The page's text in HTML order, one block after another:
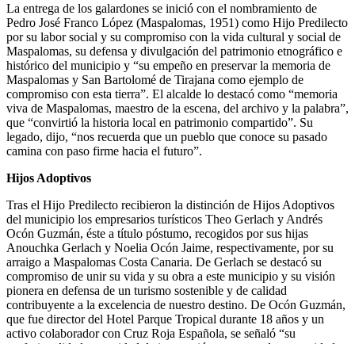
La entrega de los galardones se inició con el nombramiento de
Pedro José Franco López (Maspalomas, 1951) como Hijo Predilecto
por su labor social y su compromiso con la vida cultural y social de
Maspalomas, su defensa y divulgación del patrimonio etnográfico e
histórico del municipio y “su empeño en preservar la memoria de
Maspalomas y San Bartolomé de Tirajana como ejemplo de
compromiso con esta tierra”. El alcalde lo destacó como “memoria
viva de Maspalomas, maestro de la escena, del archivo y la palabra”,
que “convirtió la historia local en patrimonio compartido”. Su
legado, dijo, “nos recuerda que un pueblo que conoce su pasado
camina con paso firme hacia el futuro”.
Hijos Adoptivos
Tras el Hijo Predilecto recibieron la distinción de Hijos Adoptivos
del municipio los empresarios turísticos Theo Gerlach y Andrés
Ocón Guzmán, éste a título póstumo, recogidos por sus hijas
Anouchka Gerlach y Noelia Ocón Jaime, respectivamente, por su
arraigo a Maspalomas Costa Canaria. De Gerlach se destacó su
compromiso de unir su vida y su obra a este municipio y su visión
pionera en defensa de un turismo sostenible y de calidad
contribuyente a la excelencia de nuestro destino. De Ocón Guzmán,
que fue director del Hotel Parque Tropical durante 18 años y un
activo colaborador con Cruz Roja Española, se señaló “su